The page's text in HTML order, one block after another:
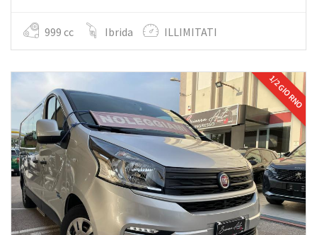
999 cc Ibrida ILLIMITATI
1/2 GIORNO